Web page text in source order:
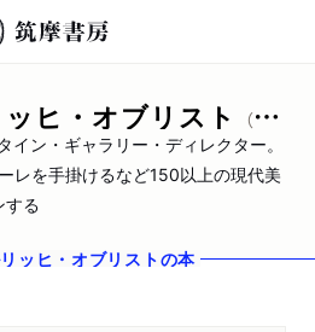
ヒ・オブリスト
（オブリスト，ハンス・ウルリッヒ）
ン・ギャラリー・ディレクター。
レを手掛けるなど150以上の現代美
する
ッヒ・オブリストの本